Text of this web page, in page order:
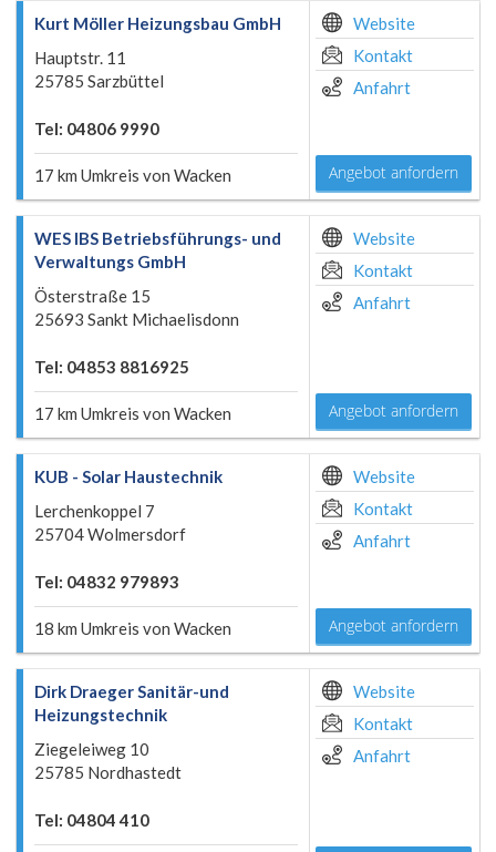
Kurt Möller Heizungsbau GmbH
Hauptstr. 11
25785 Sarzbüttel
Tel: 04806 9990
17 km Umkreis von Wacken
Website
Kontakt
Anfahrt
Angebot anfordern
WES IBS Betriebsführungs- und
Verwaltungs GmbH
Österstraße 15
25693 Sankt Michaelisdonn
Tel: 04853 8816925
17 km Umkreis von Wacken
Website
Kontakt
Anfahrt
Angebot anfordern
KUB - Solar Haustechnik
Lerchenkoppel 7
25704 Wolmersdorf
Tel: 04832 979893
18 km Umkreis von Wacken
Website
Kontakt
Anfahrt
Angebot anfordern
Dirk Draeger Sanitär-und
Heizungstechnik
Ziegeleiweg 10
25785 Nordhastedt
Tel: 04804 410
Website
Kontakt
Anfahrt